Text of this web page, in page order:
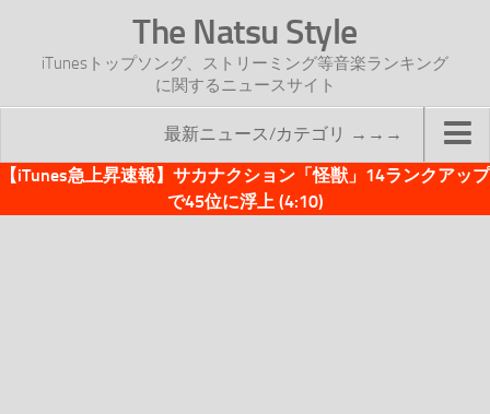
The Natsu Style
iTunesトップソング、ストリーミング等音楽ランキング
に関するニュースサイト
最新ニュース/カテゴリ →→→
TOP
【iTunes急上昇速報】サカナクション「怪獣」14ランクアップ
で45位に浮上 (4:10)